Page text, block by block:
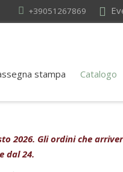
+39051267869
stampa Catalogo
2026. Gli ordini che
dal 24.